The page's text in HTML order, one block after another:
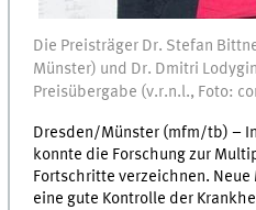
Die Preisträger Dr. Stefan
Münster) und Dr. Dmitri
Preisübergabe (v.r.n.l., Foto:
Dresden/Münster (mfm/tb) –
konnte die Forschung zur
Fortschritte verzeichnen.
eine gute Kontrolle der